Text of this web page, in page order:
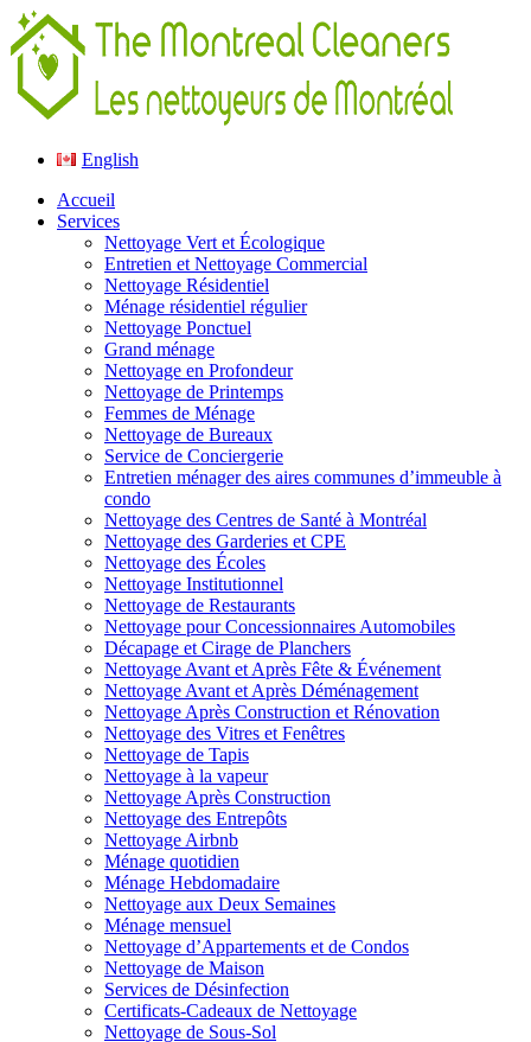
English
Accueil
Services
Nettoyage Vert et Écologique
Entretien et Nettoyage Commercial
Nettoyage Résidentiel
Ménage résidentiel régulier
Nettoyage Ponctuel
Grand ménage
Nettoyage en Profondeur
Nettoyage de Printemps
Femmes de Ménage
Nettoyage de Bureaux
Service de Conciergerie
Entretien ménager des aires communes d’immeuble à
condo
Nettoyage des Centres de Santé à Montréal
Nettoyage des Garderies et CPE
Nettoyage des Écoles
Nettoyage Institutionnel
Nettoyage de Restaurants
Nettoyage pour Concessionnaires Automobiles
Décapage et Cirage de Planchers
Nettoyage Avant et Après Fête & Événement
Nettoyage Avant et Après Déménagement
Nettoyage Après Construction et Rénovation
Nettoyage des Vitres et Fenêtres
Nettoyage de Tapis
Nettoyage à la vapeur
Nettoyage Après Construction
Nettoyage des Entrepôts
Nettoyage Airbnb
Ménage quotidien
Ménage Hebdomadaire
Nettoyage aux Deux Semaines
Ménage mensuel
Nettoyage d’Appartements et de Condos
Nettoyage de Maison
Services de Désinfection
Certificats-Cadeaux de Nettoyage
Nettoyage de Sous-Sol